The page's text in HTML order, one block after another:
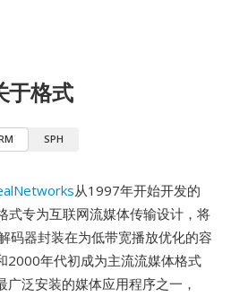
于格式
SPH
从1997年开始开发的
式专为互联网流媒体传输设计，将
码器封装在为低带宽播放优化的容
2000年代初成为主流流媒体格式
泛安装的媒体应用程序之一，